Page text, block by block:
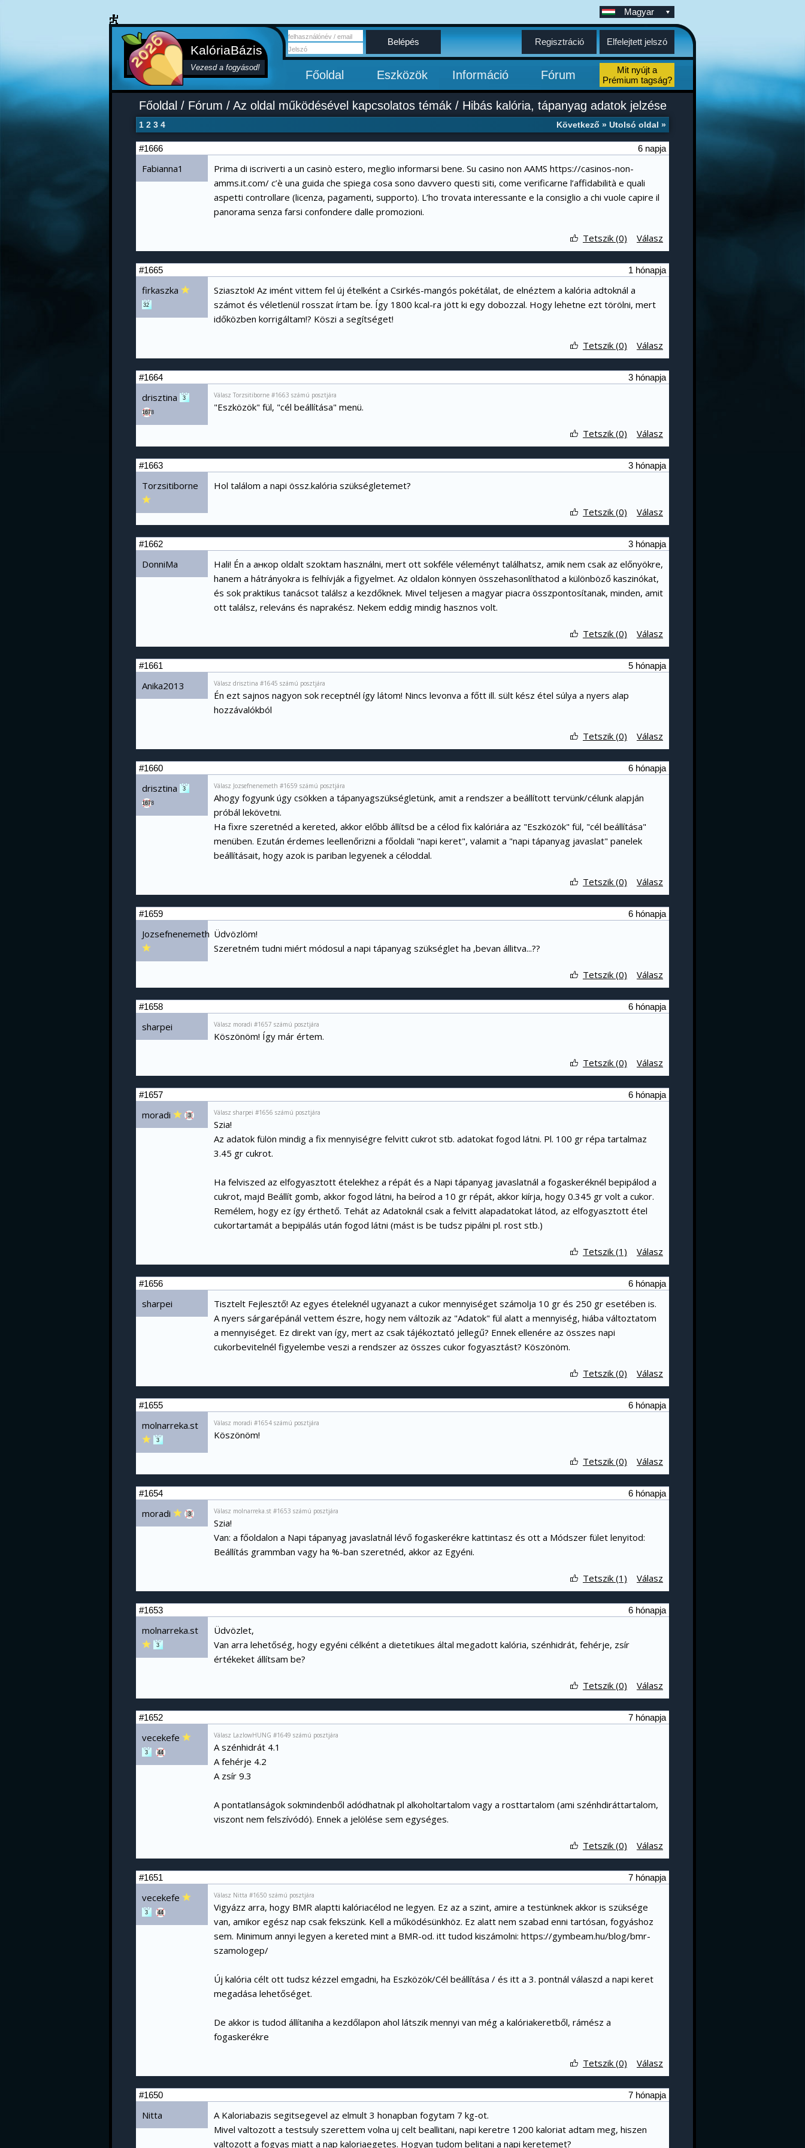
KalóriaBázis
Vezesd a fogyásod!
Magyar
Belépés Regisztráció Elfelejtett jelszó
Főoldal Eszközök Információ Fórum
Mit nyújt a
Prémium tagság?
Főoldal / Fórum / Az oldal működésével kapcsolatos témák/ Hibás kalória, tápanyag adatok jelzése
Következő » Utolsó oldal »
1 2 3 4
6 napja
#1666
Fabianna1 Prima di iscriverti a un casinò estero, meglio informarsi bene. Su casino non AAMS https://casinos-non-
amms.it.com/ c’è una guida che spiega cosa sono davvero questi siti, come verificarne l’affidabilità e quali
aspetti controllare (licenza, pagamenti, supporto). L’ho trovata interessante e la consiglio a chi vuole capire il
panorama senza farsi confondere dalle promozioni.
Válasz
Tetszik (0)
1 hónapja
#1665
firkaszka
32
Sziasztok! Az imént vittem fel új ételként a Csirkés-mangós pokétálat, de elnéztem a kalória adtoknál a
számot és véletlenül rosszat írtam be. Így 1800 kcal-ra jött ki egy dobozzal. Hogy lehetne ezt törölni, mert
időközben korrigáltam!? Köszi a segítséget!
Válasz
Tetszik (0)
3 hónapja
#1664
drisztina 3
1678
Válasz Torzsitiborne #1663 számú posztjára
"Eszközök" fül, "cél beállítása" menü.
Válasz
Tetszik (0)
3 hónapja
#1663
Torzsitiborne Hol találom a napi össz.kalória szükségletemet?
Válasz
Tetszik (0)
3 hónapja
#1662
DonniMa
Hali! Én a анкор oldalt szoktam használni, mert ott sokféle véleményt találhatsz, amik nem csak az előnyökre,
hanem a hátrányokra is felhívják a figyelmet. Az oldalon könnyen összehasonlíthatod a különböző kaszinókat,
és sok praktikus tanácsot találsz a kezdőknek. Mivel teljesen a magyar piacra összpontosítanak, minden, amit
ott találsz, releváns és naprakész. Nekem eddig mindig hasznos volt.
Válasz
Tetszik (0)
5 hónapja
#1661
Anika2013 Válasz drisztina #1645 számú posztjára
Én ezt sajnos nagyon sok receptnél így látom! Nincs levonva a főtt ill. sült kész étel súlya a nyers alap
hozzávalókból
Válasz
Tetszik (0)
6 hónapja
#1660
drisztina 3
1678
Válasz Jozsefnenemeth #1659 számú posztjára
Ahogy fogyunk úgy csökken a tápanyagszükségletünk, amit a rendszer a beállított tervünk/célunk alapján
próbál lekövetni.
Ha fixre szeretnéd a kereted, akkor előbb állítsd be a célod fix kalóriára az "Eszközök" fül, "cél beállítása"
menüben. Ezután érdemes leellenőrizni a főoldali "napi keret", valamit a "napi tápanyag javaslat" panelek
beállításait, hogy azok is pariban legyenek a céloddal.
Válasz
Tetszik (0)
6 hónapja
#1659
Jozsefnenemeth Üdvözlöm!
Szeretném tudni miért módosul a napi tápanyag szükséglet ha ,bevan állitva...??
Válasz
Tetszik (0)
6 hónapja
#1658
sharpei Válasz moradi #1657 számú posztjára
Köszönöm! Így már értem.
Válasz
Tetszik (0)
6 hónapja
#1657
moradi 3 Válasz sharpei #1656 számú posztjára
Szia!
Az adatok fülön mindig a fix mennyiségre felvitt cukrot stb. adatokat fogod látni. Pl. 100 gr répa tartalmaz
3.45 gr cukrot.
Ha felviszed az elfogyasztott ételekhez a répát és a Napi tápanyag javaslatnál a fogaskeréknél bepipálod a
cukrot, majd Beállít gomb, akkor fogod látni, ha beírod a 10 gr répát, akkor kiírja, hogy 0.345 gr volt a cukor.
Remélem, hogy ez így érthető. Tehát az Adatoknál csak a felvitt alapadatokat látod, az elfogyasztott étel
cukortartamát a bepipálás után fogod látni (mást is be tudsz pipálni pl. rost stb.)
Válasz
Tetszik (1)
6 hónapja
#1656
sharpei
Tisztelt Fejlesztő! Az egyes ételeknél ugyanazt a cukor mennyiséget számolja 10 gr és 250 gr esetében is.
A nyers sárgarépánál vettem észre, hogy nem változik az "Adatok" fül alatt a mennyiség, hiába változtatom
a mennyiséget. Ez direkt van így, mert az csak tájékoztató jellegű? Ennek ellenére az összes napi
cukorbevitelnél figyelembe veszi a rendszer az összes cukor fogyasztást? Köszönöm.
Válasz
Tetszik (0)
6 hónapja
#1655
molnarreka.st
3
Válasz moradi #1654 számú posztjára
Köszönöm!
Válasz
Tetszik (0)
6 hónapja
#1654
moradi 3 Válasz molnarreka.st #1653 számú posztjára
Szia!
Van: a főoldalon a Napi tápanyag javaslatnál lévő fogaskerékre kattintasz és ott a Módszer fület lenyitod:
Beállítás grammban vagy ha %-ban szeretnéd, akkor az Egyéni.
Válasz
Tetszik (1)
6 hónapja
#1653
molnarreka.st
3
Üdvözlet,
Van arra lehetőség, hogy egyéni célként a dietetikues által megadott kalória, szénhidrát, fehérje, zsír
értékeket állítsam be?
Válasz
Tetszik (0)
7 hónapja
#1652
vecekefe
3 44
Válasz LazlowHUNG #1649 számú posztjára
A szénhidrát 4.1
A fehérje 4.2
A zsír 9.3
A pontatlanságok sokmindenből adódhatnak pl alkoholtartalom vagy a rosttartalom (ami szénhdiráttartalom,
viszont nem felszívódó). Ennek a jelölése sem egységes.
Válasz
Tetszik (0)
7 hónapja
#1651
vecekefe
3 44
Válasz Nitta #1650 számú posztjára
Vigyázz arra, hogy BMR alaptti kalóriacélod ne legyen. Ez az a szint, amire a testünknek akkor is szüksége
van, amikor egész nap csak fekszünk. Kell a működésünkhöz. Ez alatt nem szabad enni tartósan, fogyáshoz
sem. Minimum annyi legyen a kereted mint a BMR-od. itt tudod kiszámolni: https://gymbeam.hu/blog/bmr-
szamologep/
Új kalória célt ott tudsz kézzel emgadni, ha Eszközök/Cél beállítása / és itt a 3. pontnál válaszd a napi keret
megadása lehetőséget.
De akkor is tudod állítaniha a kezdőlapon ahol látszik mennyi van még a kalóriakeretből, rámész a
fogaskerékre
Válasz
Tetszik (0)
7 hónapja
#1650
Nitta
A Kaloriabazis segitsegevel az elmult 3 honapban fogytam 7 kg-ot.
Mivel valtozott a testsuly szerettem volna uj celt beallitani, napi keretre 1200 kaloriat adtam meg, hiszen
valtozott a fogyas miatt a nap kaloriaegetes. Hogyan tudom belitani a napi keretemet?